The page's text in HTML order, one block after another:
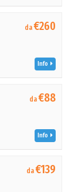
da€260
Info
da€88
Info
da€139